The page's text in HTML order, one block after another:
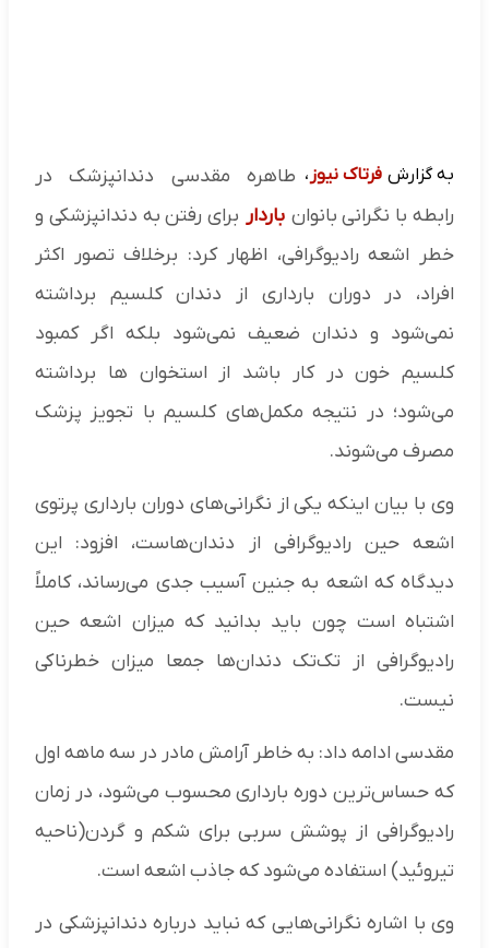
به گزارش فرتاک نیوز ، طاهره مقدسی دندانپزشک در
رابطه با نگرانی بانوان باردار برای رفتن به دندانپزشکی و
خطر اشعه رادیوگرافی، اظهار کرد: برخلاف تصور اکثر
افراد، در دوران بارداری از دندان کلسیم برداشته
نمی‌شود و دندان ضعیف نمی‌شود بلکه اگر کمبود
کلسیم خون در کار باشد از استخوان ها برداشته
می‌شود؛ در نتیجه مکمل‌های کلسیم با تجویز پزشک
مصرف می‌شوند.
وی با بیان اینکه یکی از نگرانی‌های دوران بارداری پرتوی
اشعه حین رادیوگرافی از دندان‌هاست، افزود: این
دیدگاه که اشعه به جنین آسیب جدی می‌رساند، کاملاً
اشتباه است چون باید بدانید که میزان اشعه حین
رادیوگرافی از تک‌تک دندان‌ها جمعا میزان خطرناکی
نیست.
مقدسی ادامه داد: به خاطر آرامش مادر در سه ماهه اول
که حساس‌ترین دوره بارداری محسوب می‌شود، در زمان
رادیوگرافی از پوشش سربی برای شکم و گردن(ناحیه
تیروئید) استفاده می‌شود که جاذب اشعه است.
وی با اشاره نگرانی‌هایی که نباید درباره دندانپزشکی در